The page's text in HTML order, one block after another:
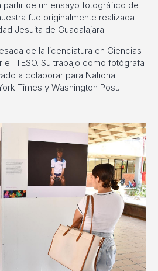
partir de un ensayo fotográfico de
fue originalmente realizada
Jesuita de Guadalajara.
de la licenciatura en Ciencias
ITESO. Su trabajo como fotógrafa
a colaborar para National
Times y Washington Post.